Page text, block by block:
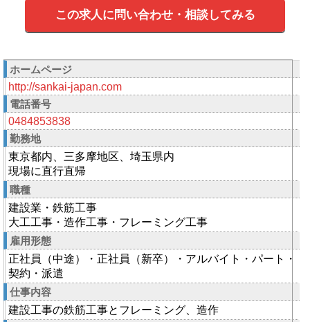
この求人に問い合わせ・相談してみる
ホームページ
http://sankai-japan.com
電話番号
0484853838
勤務地
東京都内、三多摩地区、埼玉県内
現場に直行直帰
職種
建設業・鉄筋工事
大工工事・造作工事・フレーミング工事
雇用形態
正社員（中途）・正社員（新卒）・アルバイト・パート・
契約・派遣
仕事内容
建設工事の鉄筋工事とフレーミング、造作